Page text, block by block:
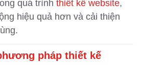
quá trình thiết kế website,
hiệu quả hơn và cải thiện
pháp thiết kế